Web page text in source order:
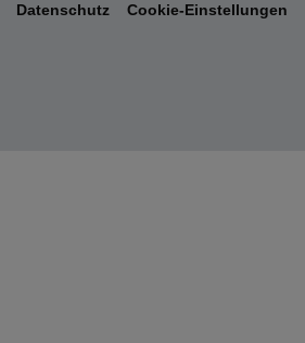
Datenschutz Cookie-Einstellungen